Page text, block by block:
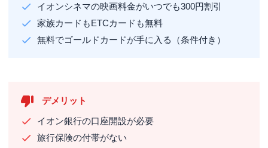
イオンシネマの映画料金がいつでも300円割引
家族カードもETCカードも無料
無料でゴールドカードが手に入る（条件付き）
デメリット
イオン銀行の口座開設が必要
旅行保険の付帯がない